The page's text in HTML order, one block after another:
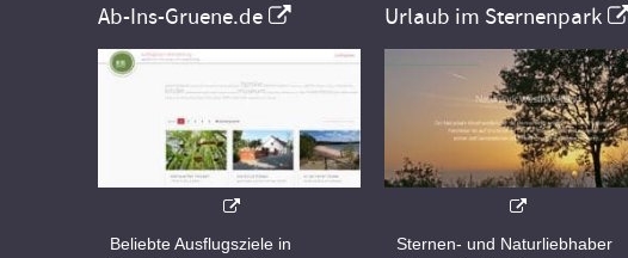
Ab-Ins-Gruene.de
Beliebte Ausflugsziele in
Urlaub im Sternenpark
Sternen- und Naturliebhaber